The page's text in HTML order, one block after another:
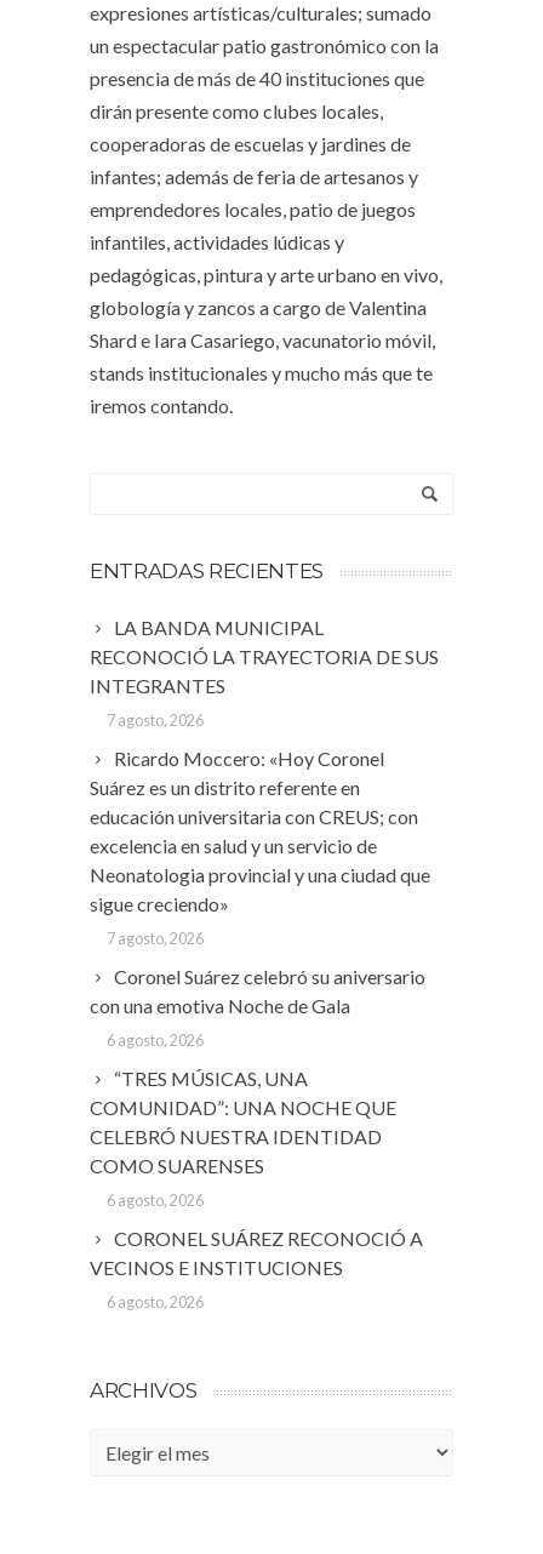
expresiones artísticas/culturales; sumado
un espectacular patio gastronómico con la
presencia de más de 40 instituciones que
dirán presente como clubes locales,
cooperadoras de escuelas y jardines de
infantes; además de feria de artesanos y
emprendedores locales, patio de juegos
infantiles, actividades lúdicas y
pedagógicas, pintura y arte urbano en vivo,
globología y zancos a cargo de Valentina
Shard e Iara Casariego, vacunatorio móvil,
stands institucionales y mucho más que te
iremos contando.
ENTRADAS RECIENTES
LA BANDA MUNICIPAL
RECONOCIÓ LA TRAYECTORIA DE SUS
INTEGRANTES
7 agosto, 2026
Ricardo Moccero: «Hoy Coronel
Suárez es un distrito referente en
educación universitaria con CREUS; con
excelencia en salud y un servicio de
Neonatologia provincial y una ciudad que
sigue creciendo»
7 agosto, 2026
Coronel Suárez celebró su aniversario
con una emotiva Noche de Gala
6 agosto, 2026
“TRES MÚSICAS, UNA
COMUNIDAD”: UNA NOCHE QUE
CELEBRÓ NUESTRA IDENTIDAD
COMO SUARENSES
6 agosto, 2026
CORONEL SUÁREZ RECONOCIÓ A
VECINOS E INSTITUCIONES
6 agosto, 2026
ARCHIVOS
Archivos